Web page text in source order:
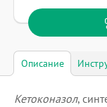
Описание
Кетоконазол,